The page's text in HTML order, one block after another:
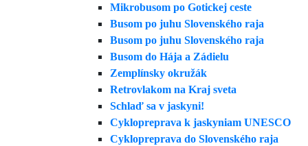
Mikrobusom po Gotickej ceste
Busom po juhu Slovenského raja
Busom po juhu Slovenského raja
Busom do Hája a Zádielu
Zemplínsky okružák
Retrovlakom na Kraj sveta
Schlaď sa v jaskyni!
Cyklopreprava k jaskyniam UNESCO
Cyklopreprava do Slovenského raja